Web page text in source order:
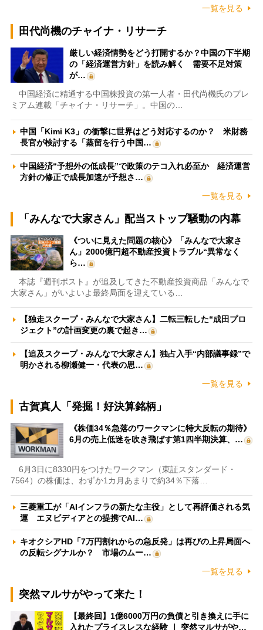
一覧を見る
田代尚機のチャイナ・リサーチ
厳しい経済情勢をどう打開するか？中国の下半期
の「経済運営方針」を読み解く 需要不足対策
が…
中国経済に精通する中国株投資の第一人者・田代尚機氏のプレ
ミアム連載「チャイナ・リサーチ」。中国の…
中国「Kimi K3」の衝撃に世界はどう対応するのか？ 米財務
長官が検討する「蒸留を行う中国…
中国経済“予想外の低成長”で政策のテコ入れ必至か 経済運営
方針の修正で成長加速が予想さ…
一覧を見る
「みんなで大家さん」配当ストップ騒動の内幕
《ついに見えた問題の核心》「みんなで大家さ
ん」2000億円超不動産投資トラブル“異常なく
ら…
本誌『週刊ポスト』が追及してきた不動産投資商品「みんなで
大家さん」がいよいよ最終局面を迎えている…
【独走スクープ・みんなで大家さん】二転三転した“成田プロ
ジェクト”の計画変更の裏で起き…
【追及スクープ・みんなで大家さん】独占入手“内部議事録”で
明かされる柳瀬健一・代表の思…
一覧を見る
古賀真人「発掘！好決算銘柄」
《株価34％急落のワークマンに特大反転の期待》
6月の売上低迷を吹き飛ばす第1四半期決算、…
6月3日に8330円をつけたワークマン（東証スタンダード・
7564）の株価は、わずか1カ月あまりで約34％下落…
三菱重工が「AIインフラの新たな主役」として再評価される気
運 エヌビディアとの提携でAI…
キオクシアHD「7万円割れからの急反発」は再びの上昇局面へ
の反転シグナルか？ 市場のムー…
一覧を見る
突然マルサがやって来た！
【最終回】1億6000万円の負債と引き換えに手に
入れたプライスレスな経験 ｜ 突然マルサがや…